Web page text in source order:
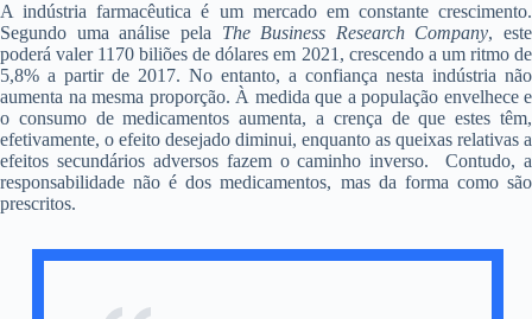
A indústria farmacêutica é um mercado em constante crescimento.
Segundo uma análise pela The Business Research Company, este
poderá valer 1170 biliões de dólares em 2021, crescendo a um ritmo de
5,8% a partir de 2017. No entanto, a confiança nesta indústria não
aumenta na mesma proporção. À medida que a população envelhece e
o consumo de medicamentos aumenta, a crença de que estes têm,
efetivamente, o efeito desejado diminui, enquanto as queixas relativas a
efeitos secundários adversos fazem o caminho inverso. Contudo, a
responsabilidade não é dos medicamentos, mas da forma como são
prescritos.